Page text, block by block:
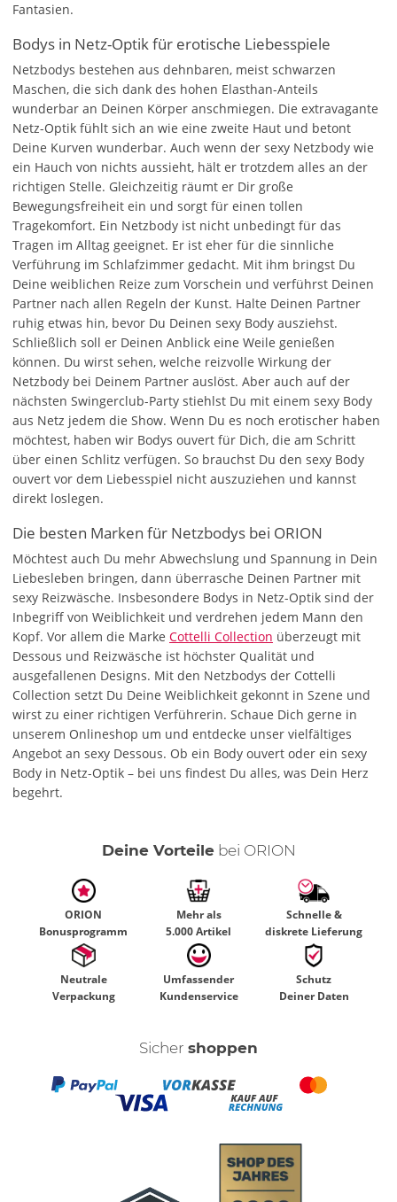
Fantasien.
Bodys in Netz-Optik für erotische Liebesspiele
Netzbodys bestehen aus dehnbaren, meist schwarzen
Maschen, die sich dank des hohen Elasthan-Anteils
wunderbar an Deinen Körper anschmiegen. Die extravagante
Netz-Optik fühlt sich an wie eine zweite Haut und betont
Deine Kurven wunderbar. Auch wenn der sexy Netzbody wie
ein Hauch von nichts aussieht, hält er trotzdem alles an der
richtigen Stelle. Gleichzeitig räumt er Dir große
Bewegungsfreiheit ein und sorgt für einen tollen
Tragekomfort. Ein Netzbody ist nicht unbedingt für das
Tragen im Alltag geeignet. Er ist eher für die sinnliche
Verführung im Schlafzimmer gedacht. Mit ihm bringst Du
Deine weiblichen Reize zum Vorschein und verführst Deinen
Partner nach allen Regeln der Kunst. Halte Deinen Partner
ruhig etwas hin, bevor Du Deinen sexy Body ausziehst.
Schließlich soll er Deinen Anblick eine Weile genießen
können. Du wirst sehen, welche reizvolle Wirkung der
Netzbody bei Deinem Partner auslöst. Aber auch auf der
nächsten Swingerclub-Party stiehlst Du mit einem sexy Body
aus Netz jedem die Show. Wenn Du es noch erotischer haben
möchtest, haben wir Bodys ouvert für Dich, die am Schritt
über einen Schlitz verfügen. So brauchst Du den sexy Body
ouvert vor dem Liebesspiel nicht auszuziehen und kannst
direkt loslegen.
Die besten Marken für Netzbodys bei ORION
Möchtest auch Du mehr Abwechslung und Spannung in Dein
Liebesleben bringen, dann überrasche Deinen Partner mit
sexy Reizwäsche. Insbesondere Bodys in Netz-Optik sind der
Inbegriff von Weiblichkeit und verdrehen jedem Mann den
Kopf. Vor allem die Marke Cottelli Collection überzeugt mit
Dessous und Reizwäsche ist höchster Qualität und
ausgefallenen Designs. Mit den Netzbodys der Cottelli
Collection setzt Du Deine Weiblichkeit gekonnt in Szene und
wirst zu einer richtigen Verführerin. Schaue Dich gerne in
unserem Onlineshop um und entdecke unser vielfältiges
Angebot an sexy Dessous. Ob ein Body ouvert oder ein sexy
Body in Netz-Optik – bei uns findest Du alles, was Dein Herz
begehrt.
Deine Vorteilebei ORION
ORION
Bonusprogramm
Mehr als
5.000 Artikel
Schnelle &
diskrete Lieferung
Neutrale
Verpackung
Umfassender
Kundenservice
Schutz
Deiner Daten
Sicher shoppen